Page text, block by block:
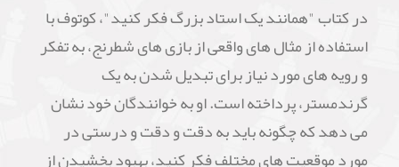
در کتاب "همانند یک استاد بزرگ فکر کنید"، کوتوف با
استفاده از مثال های واقعی از بازی های شطرنج، به تفکر
و رویه های مورد نیاز برای تبدیل شدن به یک
گرندمستر، پرداخته است. او به خوانندگان خود نشان
می دهد که چگونه باید به دقت و دقت و درستی در
مورد موقعیت های مختلف فکر کنید، بهبود بخشیدن از